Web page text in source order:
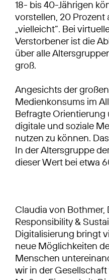
18- bis 40-Jährigen
vorstellen, 20
„vielleicht“. Bei
Verstorbener ist die
über alle
groß.
Angesichts der
Medienkonsums im
Befragte
digitale und soziale
nutzen zu können.
In der Altersgruppe
dieser Wert bei etwa
Claudia von
Responsibility &
Digitalisierung bringt
neue Möglichkeiten
Menschen
wir in der